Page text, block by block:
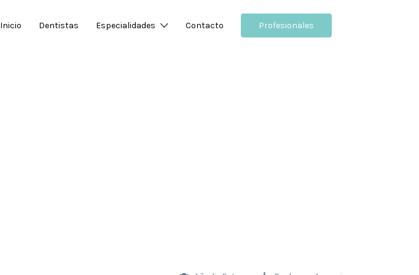
Inicio Dentistas Especialidades Contacto Profesionales